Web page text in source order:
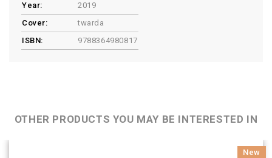
Year:
2019
Cover:
twarda
ISBN:
9788364980817
OTHER PRODUCTS YOU MAY BE INTERESTED IN
New